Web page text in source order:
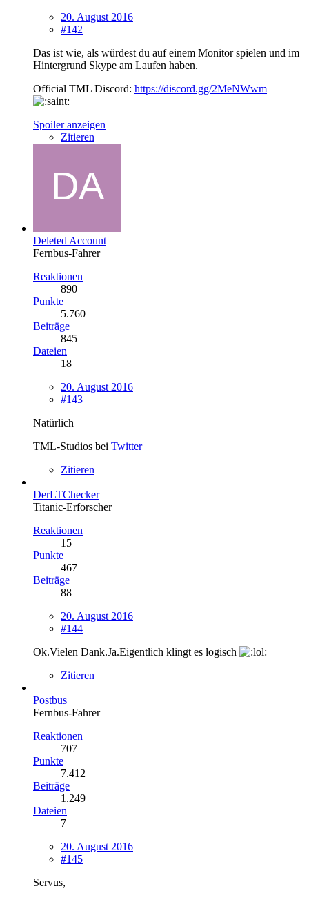
20. August 2016
#142
Das ist wie, als würdest du auf einem Monitor spielen und im
Hintergrund Skype am Laufen haben.
Official TML Discord: https://discord.gg/2MeNWwm
Spoiler anzeigen
Zitieren
Deleted Account
Fernbus-Fahrer
Reaktionen
890
Punkte
5.760
Beiträge
845
Dateien
18
20. August 2016
#143
Natürlich
TML-Studios bei Twitter
Zitieren
DerLTChecker
Titanic-Erforscher
Reaktionen
15
Punkte
467
Beiträge
88
20. August 2016
#144
Ok.Vielen Dank.Ja.Eigentlich klingt es logisch
Zitieren
Postbus
Fernbus-Fahrer
Reaktionen
707
Punkte
7.412
Beiträge
1.249
Dateien
7
20. August 2016
#145
Servus,